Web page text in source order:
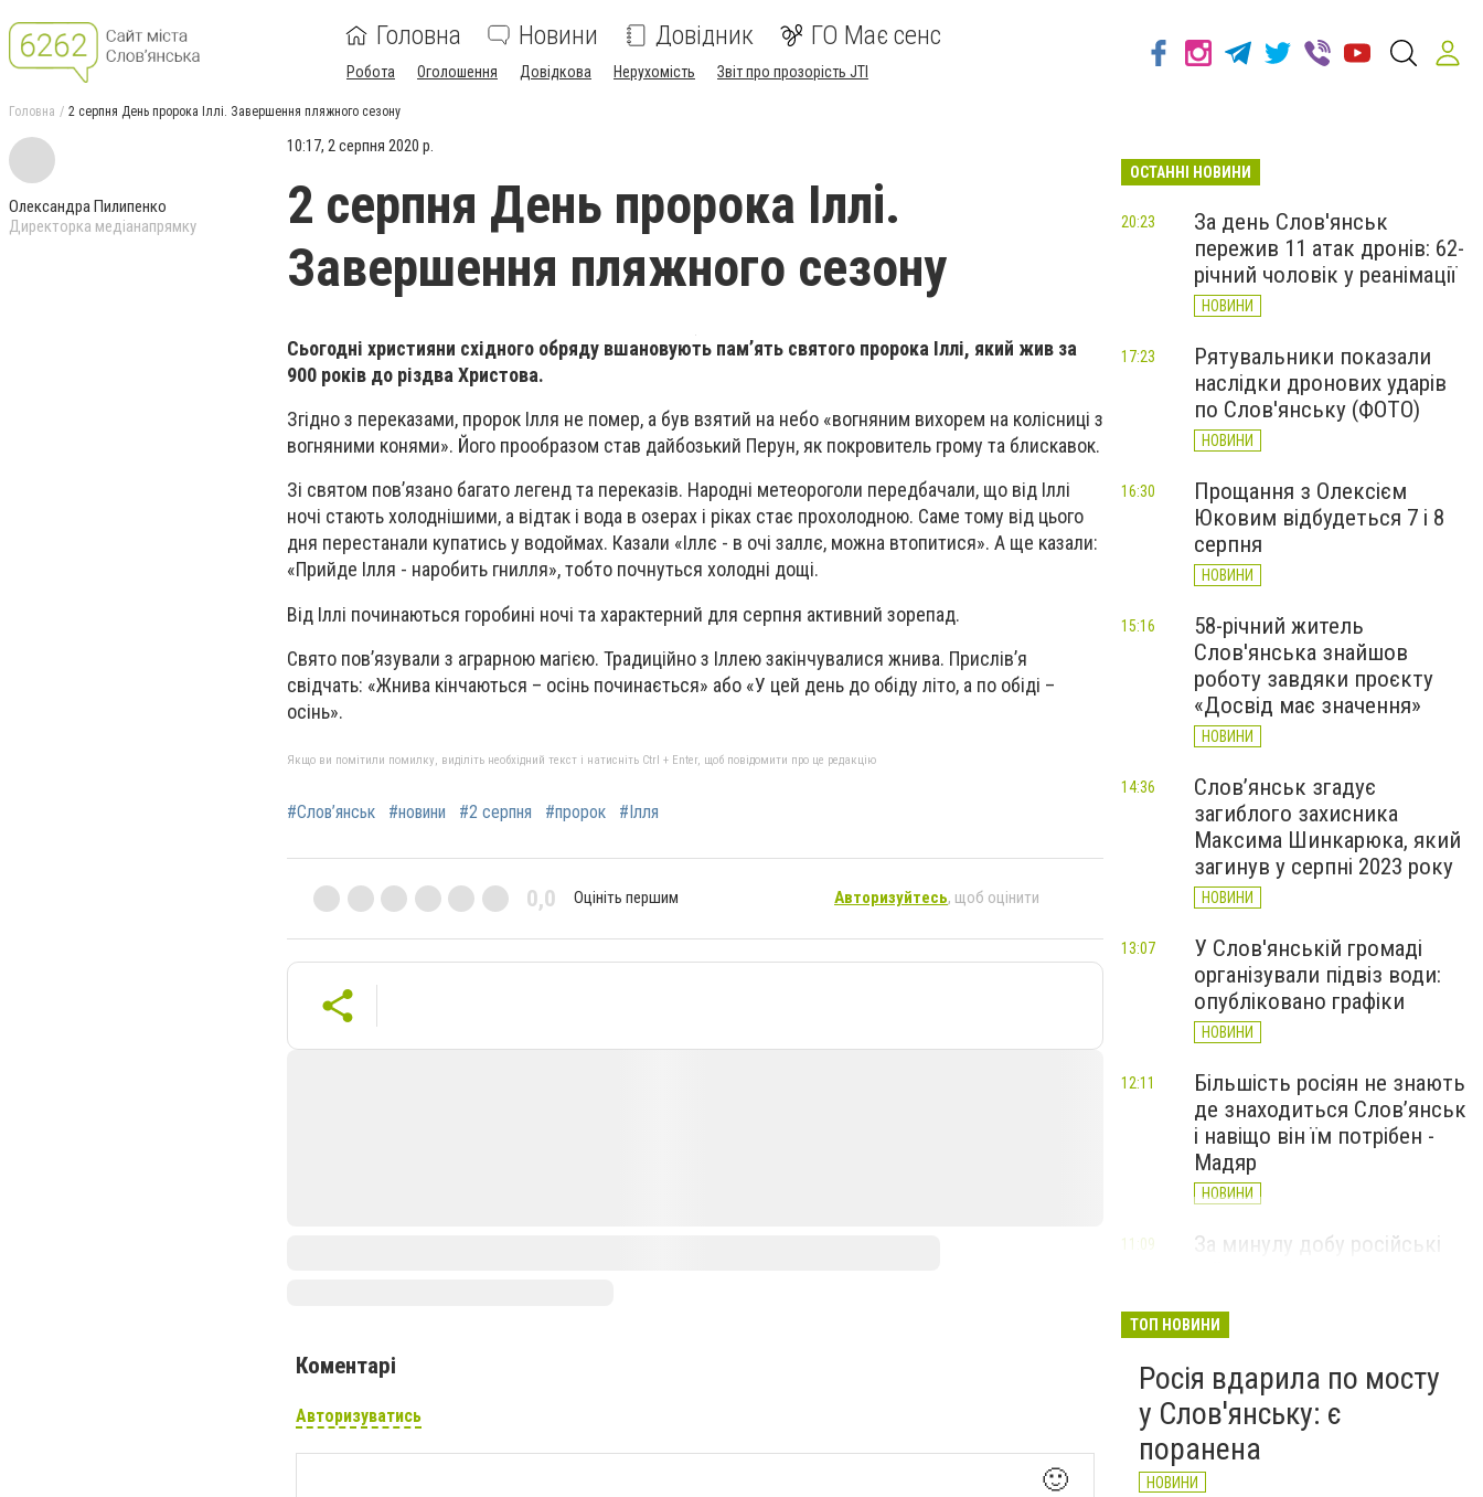
Головна Новини Довідник ГО Має сенс
Робота Оголошення Довідкова Нерухомість Звіт про прозорість JTI
Головна 2 серпня День пророка Іллі. Завершення пляжного сезону
Олександра Пилипенко
Директорка медіанапрямку
10:17, 2 серпня 2020 р.
2 серпня День пророка Іллі.
Завершення пляжного сезону
Сьогодні християни східного обряду вшановують пам’ять святого пророка Іллі, який жив за
900 років до різдва Христова.
Згідно з переказами, пророк Ілля не помер, а був взятий на небо «вогняним вихорем на колісниці з
вогняними конями». Його прообразом став дайбозький Перун, як покровитель грому та блискавок.
Зі святом пов’язано багато легенд та переказів. Народні метеороголи передбачали, що від Іллі
ночі стають холоднішими, а відтак і вода в озерах і ріках стає прохолодною. Саме тому від цього
дня перестанали купатись у водоймах. Казали «Іллє - в очі заллє, можна втопитися». А ще казали:
«Прийде Ілля - наробить гнилля», тобто почнуться холодні дощі.
Від Іллі починаються горобині ночі та характерний для серпня активний зорепад.
Свято пов’язували з аграрною магією. Традиційно з Іллею закінчувалися жнива. Прислів’я
свідчать: «Жнива кінчаються – осінь починається» або «У цей день до обіду літо, а по обіді –
осінь».
Якщо ви помітили помилку, виділіть необхідний текст і натисніть Ctrl + Enter, щоб повідомити про це редакцію
#Слов’янськ #новини #2 серпня #пророк #Ілля
0,0 Оцініть першим Авторизуйтесь, щоб оцінити
Коментарі
Авторизуватись
🙂
ОСТАННІ НОВИНИ
За день Слов'янськ
пережив 11 атак дронів: 62-
річний чоловік у реанімації
НОВИНИ
20:23
Рятувальники показали
наслідки дронових ударів
по Слов'янську (ФОТО)
НОВИНИ
17:23
Прощання з Олексієм
Юковим відбудеться 7 і 8
серпня
НОВИНИ
16:30
58-річний житель
Слов'янська знайшов
роботу завдяки проєкту
«Досвід має значення»
НОВИНИ
15:16
Слов’янськ згадує
загиблого захисника
Максима Шинкарюка, який
загинув у серпні 2023 року
НОВИНИ
14:36
У Слов'янській громаді
організували підвіз води:
опубліковано графіки
НОВИНИ
13:07
Більшість росіян не знають
де знаходиться Слов’янськ
і навіщо він їм потрібен -
Мадяр
НОВИНИ
12:11
За минулу добу російські
великої війни: 6 серпня
11:09
ТОП НОВИНИ
Росія вдарила по мосту
у Слов'янську: є
поранена
НОВИНИ